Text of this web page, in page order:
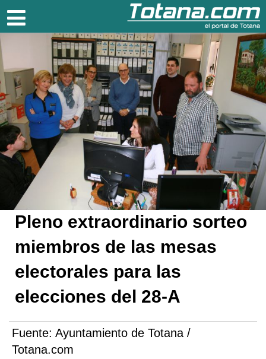
Totana.com
Pleno extraordinario sorteo
miembros de las mesas
electorales para las
elecciones del 28-A
Fuente: Ayuntamiento de Totana /
Totana.com